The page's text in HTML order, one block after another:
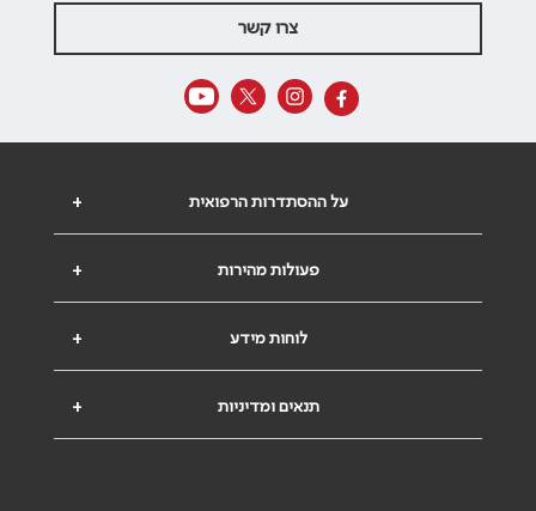
צרו קשר
+ על ההסתדרות הרפואית
+ פעולות מהירות
+ לוחות מידע
+ תנאים ומדיניות